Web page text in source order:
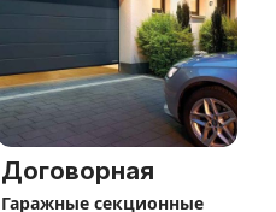
Договорная
Гаражные секционные